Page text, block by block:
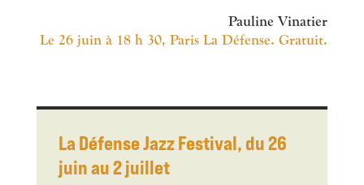
Pauline Vinatier
Le 26 juin à 18 h 30, Paris La Défense. Gratuit.
La Défense Jazz Festival, du 26
juin au 2 juillet